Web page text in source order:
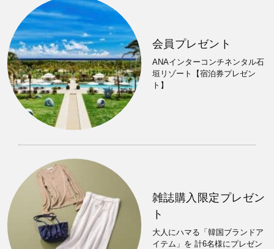
会員プレゼント
ANAインターコンチネンタル石
垣リゾート【宿泊券プレゼン
ト】
雑誌購入限定プレゼン
ト
大人にハマる「韓国ブランドア
イテム」を 計6名様にプレゼン